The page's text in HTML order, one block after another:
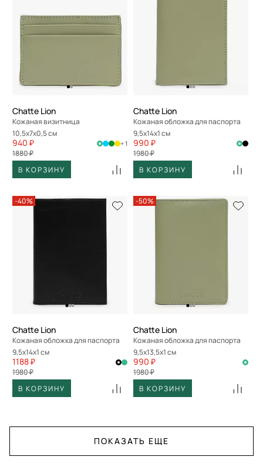
Chatte Lion
Кожаная визитница
10,5x7x0,5 см
940 ₽
1880 ₽
+ 1
В КОРЗИНУ
Chatte Lion
Кожаная обложка для паспорта
9,5x14x1 см
990 ₽
1980 ₽
В КОРЗИНУ
-40%
Chatte Lion
Кожаная обложка для паспорта
9,5x14x1 см
1188 ₽
1980 ₽
В КОРЗИНУ
-50%
Chatte Lion
Кожаная обложка для паспорта
9,5x13,5x1 см
990 ₽
1980 ₽
В КОРЗИНУ
ПОКАЗАТЬ ЕЩЕ